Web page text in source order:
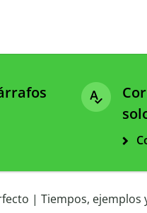
| Tiempos, ejemplos